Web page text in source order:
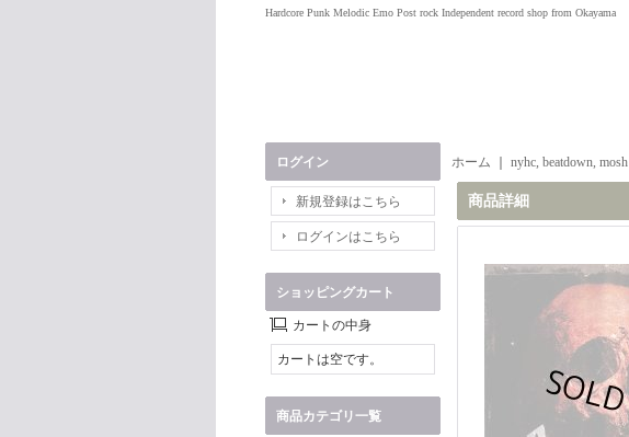
Hardcore Punk Melodic Emo Post rock Independent record shop from Okayama
ログイン
新規登録はこちら
ログインはこちら
ショッピングカート
カートの中身
カートは空です。
商品カテゴリ一覧
ホーム nyhc, beatdown, mosh
商品詳細